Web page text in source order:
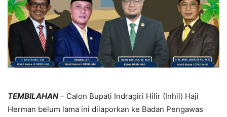
TEMBILAHAN – Calon Bupati Indragiri Hilir (Inhil) Haji
Herman belum lama ini dilaporkan ke Badan Pengawas